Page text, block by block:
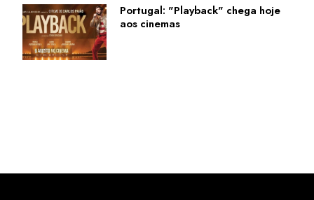
Portugal: "Playback" chega hoje
aos cinemas